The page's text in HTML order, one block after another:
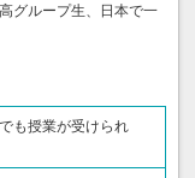
グループ生、日本で一
も授業が受けられ